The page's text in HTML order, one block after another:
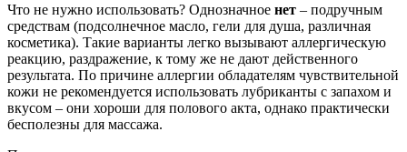
Что не нужно использовать? Однозначное нет – подручным
средствам (подсолнечное масло, гели для душа, различная
косметика). Такие варианты легко вызывают аллергическую
реакцию, раздражение, к тому же не дают действенного
результата. По причине аллергии обладателям чувствительной
кожи не рекомендуется использовать лубриканты с запахом и
вкусом – они хороши для полового акта, однако практически
бесполезны для массажа.